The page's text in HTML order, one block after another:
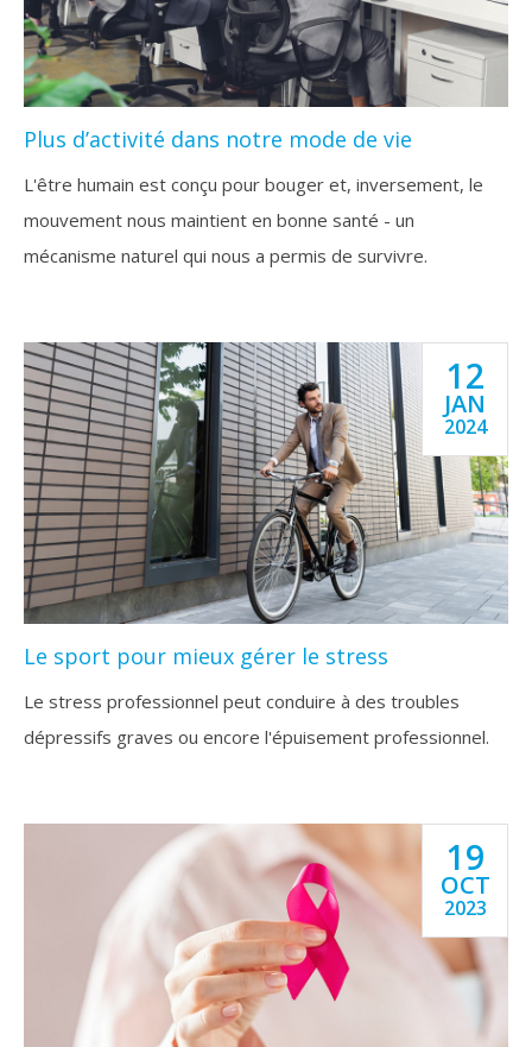
Plus d’activité dans notre mode de vie
L'être humain est conçu pour bouger et, inversement, le
mouvement nous maintient en bonne santé - un
mécanisme naturel qui nous a permis de survivre.
12
JAN
2024
Le sport pour mieux gérer le stress
Le stress professionnel peut conduire à des troubles
dépressifs graves ou encore l'épuisement professionnel.
19
OCT
2023